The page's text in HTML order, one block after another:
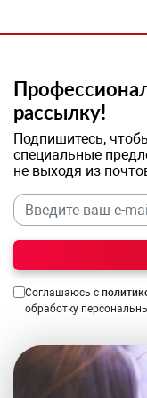
рассылку!
Подпишитесь,
специальные
не выходя из
Соглашаюсь с
обработку